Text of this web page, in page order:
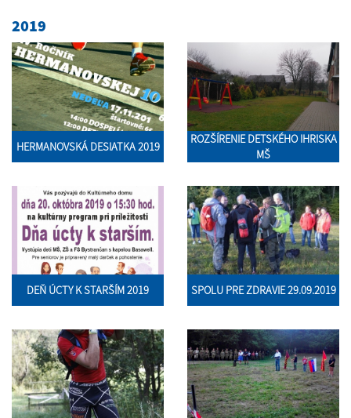
2019
HERMANOVSKÁ DESIATKA 2019
ROZŠÍRENIE DETSKÉHO IHRISKA
MŠ
DEŇ ÚCTY K STARŠÍM 2019 SPOLU PRE ZDRAVIE 29.09.2019